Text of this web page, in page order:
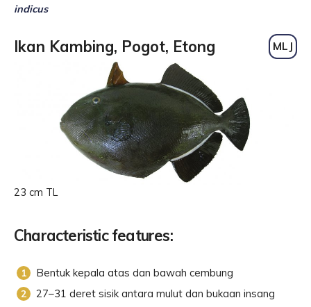
indicus
Ikan Kambing, Pogot, Etong MLJ
23 cm TL
Characteristic features:
Bentuk kepala atas dan bawah cembung
27–31 deret sisik antara mulut dan bukaan insang